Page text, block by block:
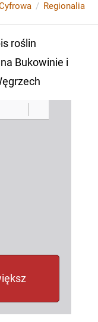
Regionalia
roślin
Bukowinie i